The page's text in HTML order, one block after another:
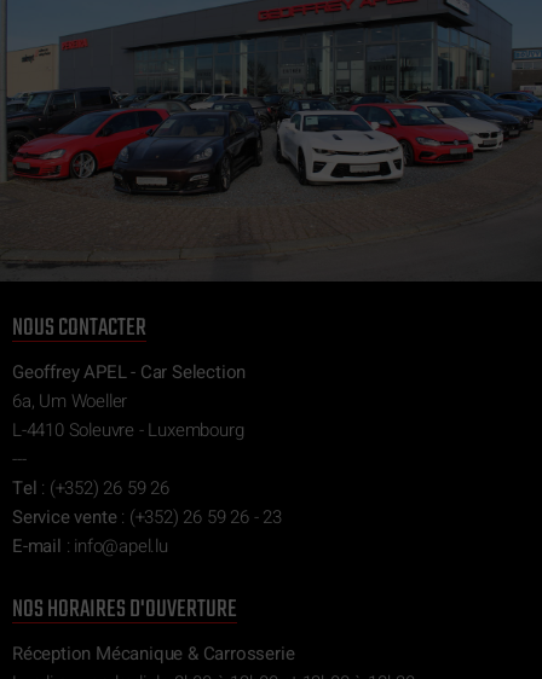
NOUS CONTACTER
Geoffrey APEL - Car Selection
6a, Um Woeller
L-4410 Soleuvre - Luxembourg
---
Tel : (+352) 26 59 26
Service vente: (+352) 26 59 26 - 23
E-mail : ul.l
epa@of
ni
NOS HORAIRES D'OUVERTURE
Réception Mécanique & Carrosserie